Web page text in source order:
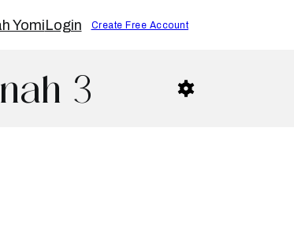
YomiLogin Create Free Account
3